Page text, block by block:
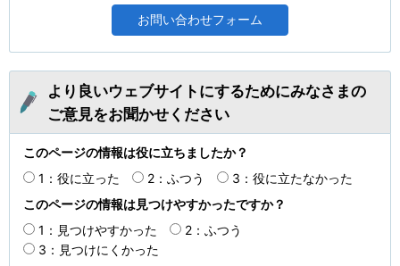
より良いウェブサイトにするためにみなさまの
ご意見をお聞かせください
このページの情報は役に立ちましたか？
1：役に立った
2：ふつう
3：役に立たなかった
このページの情報は見つけやすかったですか？
1：見つけやすかった
2：ふつう
3：見つけにくかった